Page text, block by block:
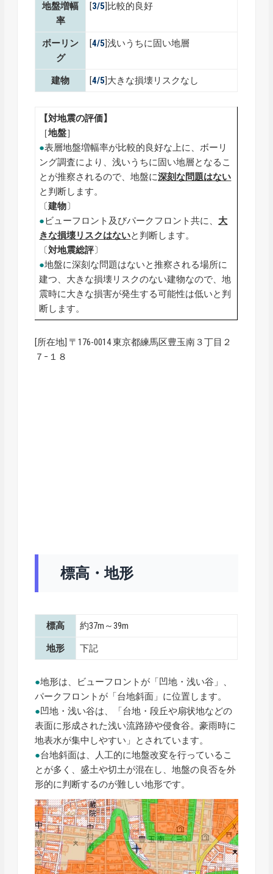
地盤増幅
率
[3/5]比較的良好
ボーリン
グ
[4/5]浅いうちに固い地層
建物 [4/5]大きな損壊リスクなし
【対地震の評価】
［地盤］
●表層地盤増幅率が比較的良好な上に、ボーリ
ング調査により、浅いうちに固い地層となるこ
とが推察されるので、地盤に深刻な問題はない
と判断します。
〔建物〕
●ビューフロント及びパークフロント共に、 大
きな損壊リスクはないと判断します。
〔対地震総評〕
●地盤に深刻な問題はないと推察される場所に
建つ、大きな損壊リスクのない建物なので、地
震時に大きな損害が発生する可能性は低いと判
断します。
[所在地] 〒176-0014 東京都練馬区豊玉南３丁目２
７−１８
標高・地形
標高 約37m～39m
地形 下記
●地形は、ビューフロントが「凹地・浅い谷」、
パークフロントが「台地斜面」に位置します。
●凹地・浅い谷は、「台地・段丘や扇状地などの
表面に形成された浅い流路跡や侵食谷。豪雨時に
地表水が集中しやすい」とされています。
●台地斜面は、人工的に地盤改変を行っているこ
とが多く、盛土や切土が混在し、地盤の良否を外
形的に判断するのが難しい地形です。